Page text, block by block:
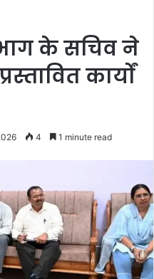
के सचिव ने
कार्यों
4 1 minute read